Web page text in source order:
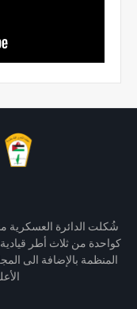
شُكلت الدائرة العسكرية
كواحدة من ثلاث أطر
المنظمة بالإضافة الى